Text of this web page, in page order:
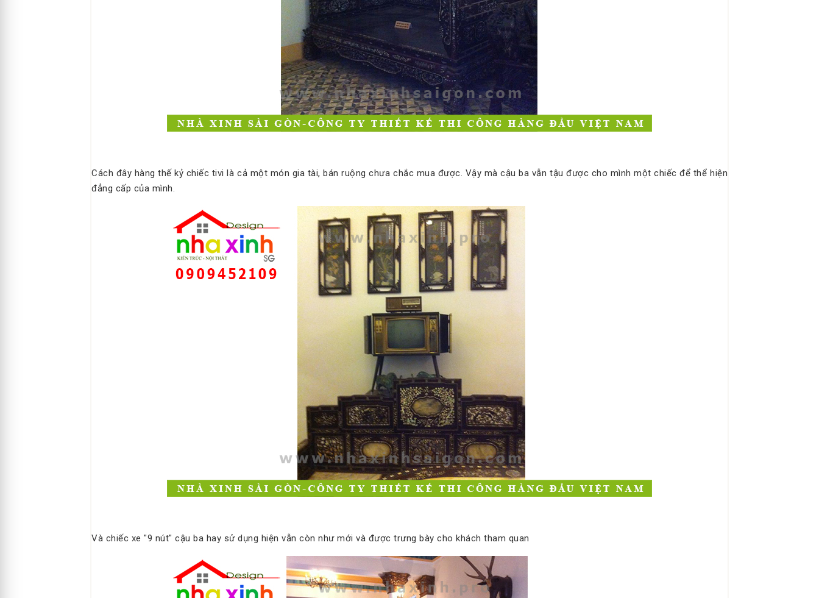
Cách đây hàng thế kỷ chiếc tivi là cả một món gia tài, bán ruộng chưa chắc mua được. Vậy mà cậu ba vẫn tậu được cho mình một chiếc để thể hiện
đẳng cấp của mình.
Và chiếc xe "9 nút" cậu ba hay sử dụng hiện vẫn còn như mới và được trưng bày cho khách tham quan